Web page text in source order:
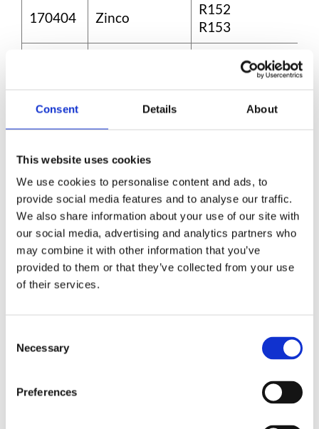
Consent Details About
This website uses cookies
We use cookies to personalise content and ads, to
provide social media features and to analyse our traffic.
We also share information about your use of our site with
our social media, advertising and analytics partners who
may combine it with other information that you’ve
provided to them or that they’ve collected from your use
of their services.
Selection
Necessary
Preferences
170404 Zinco
R152
R153
170406
170407 Metalli misti
R153
170506
Materiale di
scavo non
inquinato
R152
Rifiuti edili
191002